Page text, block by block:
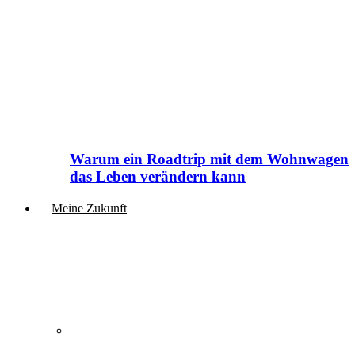
Warum ein Roadtrip mit dem Wohnwagen
das Leben verändern kann
Meine Zukunft